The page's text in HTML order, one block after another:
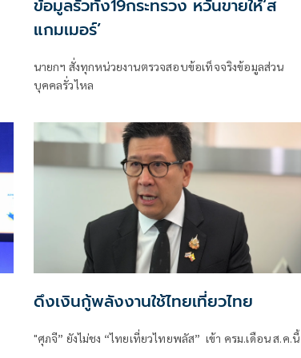
ข้อมูลรั่วทั้ง19กระทรวง หวั่นขายให้‘ส
แกมเมอร์’
นายกฯ สั่งทุกหน่วยงานตรวจสอบข้อเท็จจริงข้อมูลส่วน
บุคคลรั่วไหล
ดึงเงินกู้พลังงานใช้ไทยเที่ยวไทย
"ศุภจี” ยังไม่ชง “ไทยเที่ยวไทยพลัส” เข้า ครม.เดือน ส.ค.นี้